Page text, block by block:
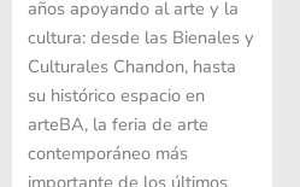
años apoyando al arte y la
cultura: desde las Bienales y
Culturales Chandon, hasta
su histórico espacio en
arteBA, la feria de arte
contemporáneo más